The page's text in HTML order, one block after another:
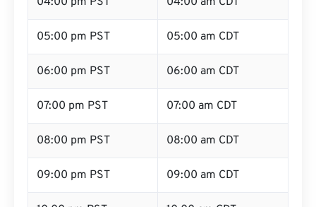
05:00 pm PST 05:00 am CDT
06:00 pm PST 06:00 am CDT
07:00 pm PST 07:00 am CDT
08:00 pm PST 08:00 am CDT
09:00 pm PST 09:00 am CDT